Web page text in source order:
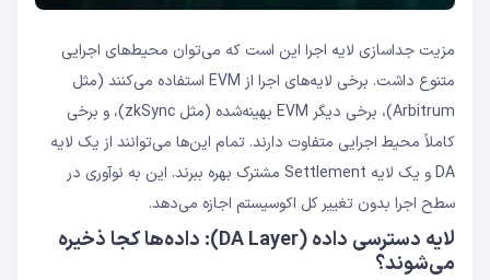
مزیت جداسازی لایه اجرا این است که می‌توان محیط‌های اجرایی
متنوع داشت. برخی لایه‌های اجرا از EVM استفاده می‌کنند (مثل
Arbitrum)، برخی دیگر EVM بهینه‌شده (مثل zkSync)، و برخی
کاملاً محیط اجرایی متفاوت دارند. تمام این‌ها می‌توانند از یک لایه
DA و یک لایه Settlement مشترک بهره ببرند. این به نوآوری در
سطح اجرا بدون تغییر کل اکوسیستم اجازه می‌دهد.
لایه دسترسی داده (DA Layer): داده‌ها کجا ذخیره
می‌شوند؟